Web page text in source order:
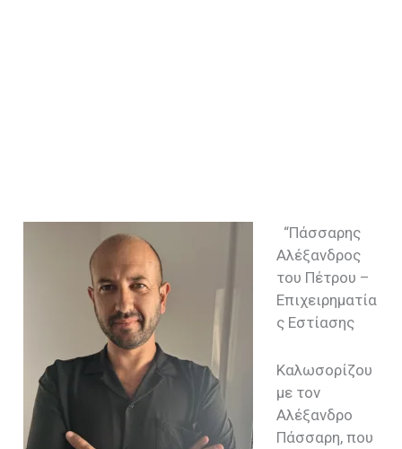
“Πάσσαρης
Αλέξανδρος
του Πέτρου –
Επιχειρηματία
ς Εστίασης
Καλωσορίζου
με τον
Αλέξανδρο
Πάσσαρη, που